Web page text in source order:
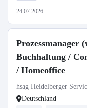
24.07.2026
Prozessmanager
Buchhaltung /
/ Homeoffice
hsag Heidelberger
Deutschland